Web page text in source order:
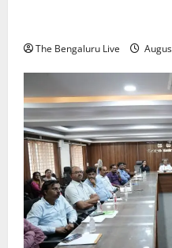
The Bengaluru Live